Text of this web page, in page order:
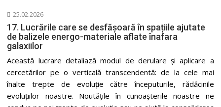
25.02.2026
17. Lucrările care se desfășoară în spațiile ajutate
de balizele energo-materiale aflate înafara
galaxiilor
Această lucrare detaliază modul de derulare și aplicare a
cercetărilor pe o verticală transcendentă: de la cele mai
înalte trepte de evoluție către începuturile, rădăcinile
evoluțiilor noastre. Noutățile în cunoașterile noastre ne